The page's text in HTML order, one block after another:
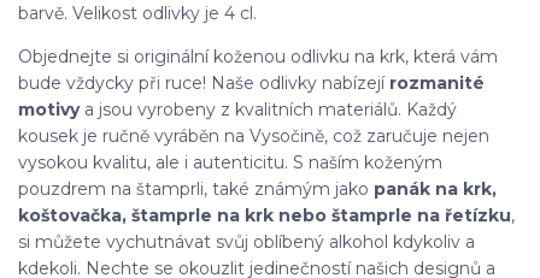
barvě. Velikost odlivky je 4 cl.
Objednejte si originální koženou odlivku na krk, která vám
bude vždycky při ruce! Naše odlivky nabízejí rozmanité
motivya jsou vyrobeny z kvalitních materiálů. Každý
kousek je ručně vyráběn na Vysočině, což zaručuje nejen
vysokou kvalitu, ale i autenticitu. S naším koženým
pouzdrem na štamprli, také známým jako panák na krk,
koštovačka, štamprle na krk nebo štamprle na řetízku,
si můžete vychutnávat svůj oblíbený alkohol kdykoliv a
kdekoli. Nechte se okouzlit jedinečností našich designů a